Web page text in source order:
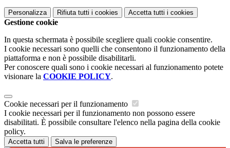
Personalizza Rifiuta tutti i cookies Accetta tutti i cookies
Gestione cookie
In questa schermata è possibile scegliere quali cookie consentire.
I cookie necessari sono quelli che consentono il funzionamento della
piattaforma e non è possibile disabilitarli.
Per conoscere quali sono i cookie necessari al funzionamento potete
visionare la COOKIE POLICY.
Cookie necessari per il funzionamento
I cookie necessari per il funzionamento non possono essere
disabilitati. È possibile consultare l'elenco nella pagina della cookie
policy.
Accetta tutti Salva le preferenze